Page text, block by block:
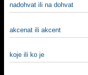
nadohvat ili na dohvat
akcenat ili akcent
koje ili ko je